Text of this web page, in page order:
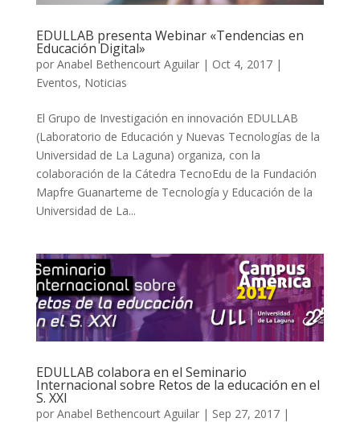
EDULLAB presenta Webinar «Tendencias en
Educación Digital»
por Anabel Bethencourt Aguilar| Oct 4, 2017|
Eventos, Noticias
El Grupo de Investigación en innovación EDULLAB
(Laboratorio de Educación y Nuevas Tecnologías de la
Universidad de La Laguna) organiza, con la
colaboración de la Cátedra TecnoEdu de la Fundación
Mapfre Guanarteme de Tecnología y Educación de la
Universidad de La...
EDULLAB colabora en el Seminario
Internacional sobre Retos de la educación en el
S. XXI
por Anabel Bethencourt Aguilar| Sep 27, 2017|